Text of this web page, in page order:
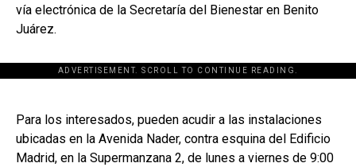
vía electrónica de la Secretaría del Bienestar en Benito
Juárez.
ADVERTISEMENT. SCROLL TO CONTINUE READING.
[adsforwp id="243463"]
Para los interesados, pueden acudir a las instalaciones
ubicadas en la Avenida Nader, contra esquina del Edificio
Madrid, en la Supermanzana 2, de lunes a viernes de 9:00